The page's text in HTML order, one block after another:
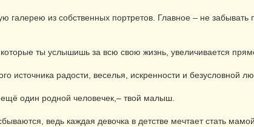
из собственных портретов. Главное – не забывать
ты услышишь за всю свою жизнь, увеличивается
источника радости, веселья, искренности и безусловной
один родной человечек,– твой малыш.
ведь каждая девочка в детстве мечтает стать